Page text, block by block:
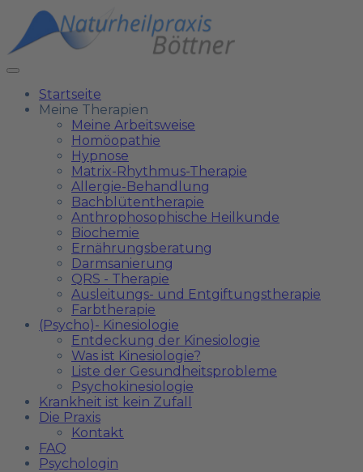
Startseite
Meine Therapien
Meine Arbeitsweise
Homöopathie
Hypnose
Matrix-Rhythmus-Therapie
Allergie-Behandlung
Bachblütentherapie
Anthrophosophische Heilkunde
Biochemie
Ernährungsberatung
Darmsanierung
QRS - Therapie
Ausleitungs- und Entgiftungstherapie
Farbtherapie
(Psycho)- Kinesiologie
Entdeckung der Kinesiologie
Was ist Kinesiologie?
Liste der Gesundheitsprobleme
Psychokinesiologie
Krankheit ist kein Zufall
Die Praxis
Kontakt
FAQ
Psychologin